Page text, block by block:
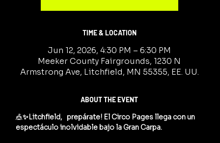
TIME & LOCATION
Jun 12, 2026, 4:30 PM – 6:30 PM
Meeker County Fairgrounds, 1230 N
Armstrong Ave, Litchfield, MN 55355, EE. UU.
ABOUT THE EVENT
🎪✨Litchfield,   prepárate! El Circo Pages llega con un
espectáculo inolvidable bajo la Gran Carpa.